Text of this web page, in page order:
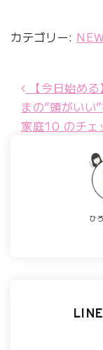
カテゴリー:
投稿ナ
【今日始め
まの”頭がいい
家庭10 のチェ
ひ